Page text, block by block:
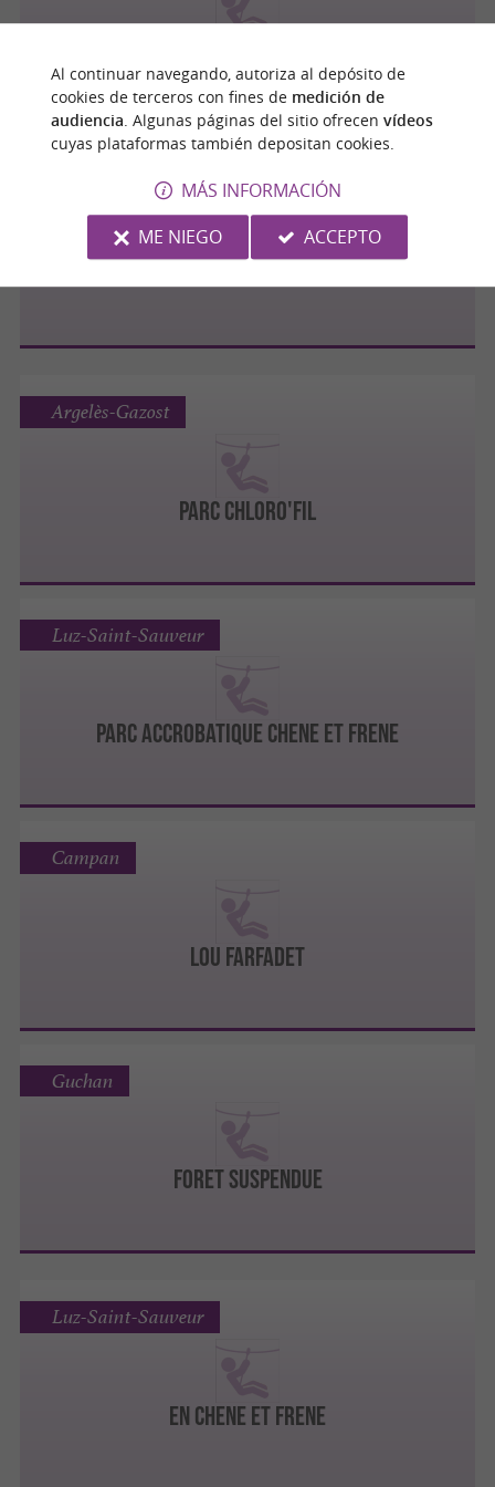
PARC CHLORO'FIL
Argelès-Gazost
Parc Accrobatique Chene Et Frene
Luz-Saint-Sauveur
LOU FARFADET
Campan
FORET SUSPENDUE
Guchan
EN CHENE ET FRENE
Luz-Saint-Sauveur
Al continuar navegando, autoriza al depósito de
cookies de terceros con fines de medición de
audiencia. Algunas páginas del sitio ofrecen vídeos
cuyas plataformas también depositan cookies.
MÁS INFORMACIÓN
ME NIEGO
ACCEPTO